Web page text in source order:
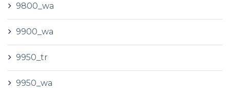
9800_wa
9900_wa
9950_tr
9950_wa